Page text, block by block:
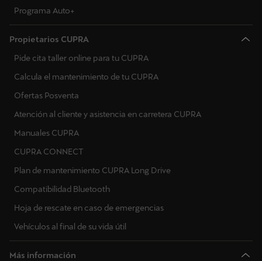
Programa Auto+
Propietarios CUPRA
Pide cita taller online para tu CUPRA
Calcula el mantenimiento de tu CUPRA
Ofertas Posventa
Atención al cliente y asistencia en carretera CUPRA
Manuales CUPRA
CUPRA CONNECT
Plan de mantenimiento CUPRA Long Drive
Compatibilidad Bluetooth
Hoja de rescate en caso de emergencias
Vehículos al final de su vida útil
Más información